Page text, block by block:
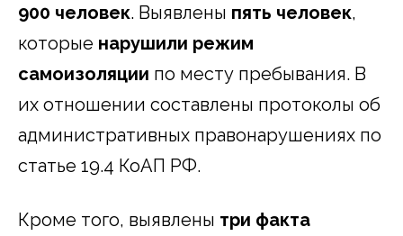
900 человек. Выявлены пять человек,
которые нарушили режим
самоизоляции по месту пребывания. В
их отношении составлены протоколы об
административных правонарушениях по
статье 19.4 КоАП РФ.
Кроме того, выявлены три факта